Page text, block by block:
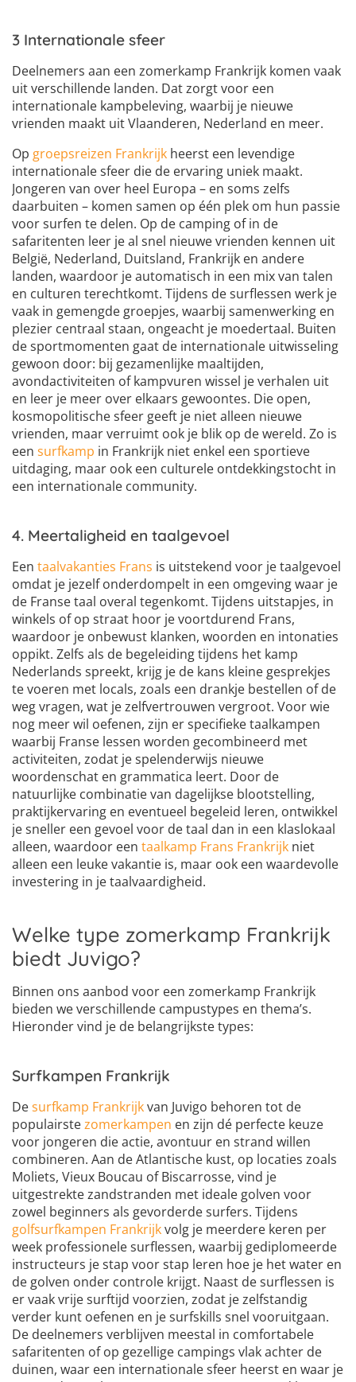
3 Internationale sfeer
Deelnemers aan een zomerkamp Frankrijk komen vaak
uit verschillende landen. Dat zorgt voor een
internationale kampbeleving, waarbij je nieuwe
vrienden maakt uit Vlaanderen, Nederland en meer.
Op groepsreizen Frankrijk heerst een levendige
internationale sfeer die de ervaring uniek maakt.
Jongeren van over heel Europa – en soms zelfs
daarbuiten – komen samen op één plek om hun passie
voor surfen te delen. Op de camping of in de
safaritenten leer je al snel nieuwe vrienden kennen uit
België, Nederland, Duitsland, Frankrijk en andere
landen, waardoor je automatisch in een mix van talen
en culturen terechtkomt. Tijdens de surflessen werk je
vaak in gemengde groepjes, waarbij samenwerking en
plezier centraal staan, ongeacht je moedertaal. Buiten
de sportmomenten gaat de internationale uitwisseling
gewoon door: bij gezamenlijke maaltijden,
avondactiviteiten of kampvuren wissel je verhalen uit
en leer je meer over elkaars gewoontes. Die open,
kosmopolitische sfeer geeft je niet alleen nieuwe
vrienden, maar verruimt ook je blik op de wereld. Zo is
een surfkamp in Frankrijk niet enkel een sportieve
uitdaging, maar ook een culturele ontdekkingstocht in
een internationale community.
4. Meertaligheid en taalgevoel
Een taalvakanties Frans is uitstekend voor je taalgevoel
omdat je jezelf onderdompelt in een omgeving waar je
de Franse taal overal tegenkomt. Tijdens uitstapjes, in
winkels of op straat hoor je voortdurend Frans,
waardoor je onbewust klanken, woorden en intonaties
oppikt. Zelfs als de begeleiding tijdens het kamp
Nederlands spreekt, krijg je de kans kleine gesprekjes
te voeren met locals, zoals een drankje bestellen of de
weg vragen, wat je zelfvertrouwen vergroot. Voor wie
nog meer wil oefenen, zijn er specifieke taalkampen
waarbij Franse lessen worden gecombineerd met
activiteiten, zodat je spelenderwijs nieuwe
woordenschat en grammatica leert. Door de
natuurlijke combinatie van dagelijkse blootstelling,
praktijkervaring en eventueel begeleid leren, ontwikkel
je sneller een gevoel voor de taal dan in een klaslokaal
alleen, waardoor een taalkamp Frans Frankrijk niet
alleen een leuke vakantie is, maar ook een waardevolle
investering in je taalvaardigheid.
Welke type zomerkamp Frankrijk
biedt Juvigo?
Binnen ons aanbod voor een zomerkamp Frankrijk
bieden we verschillende campustypes en thema’s.
Hieronder vind je de belangrijkste types:
Surfkampen Frankrijk
Desurfkamp Frankrijkvan Juvigo behoren tot de
populairstezomerkampen en zijn dé perfecte keuze
voor jongeren die actie, avontuur en strand willen
combineren. Aan de Atlantische kust, op locaties zoals
Moliets, Vieux Boucau of Biscarrosse, vind je
uitgestrekte zandstranden met ideale golven voor
zowel beginners als gevorderde surfers. Tijdens
golfsurfkampen Frankrijkvolg je meerdere keren per
week professionele surflessen, waarbij gediplomeerde
instructeurs je stap voor stap leren hoe je het water en
de golven onder controle krijgt. Naast de surflessen is
er vaak vrije surftijd voorzien, zodat je zelfstandig
verder kunt oefenen en je surfskills snel vooruitgaan.
De deelnemers verblijven meestal in comfortabele
safaritenten of op gezellige campings vlak achter de
duinen, waar een internationale sfeer heerst en waar je